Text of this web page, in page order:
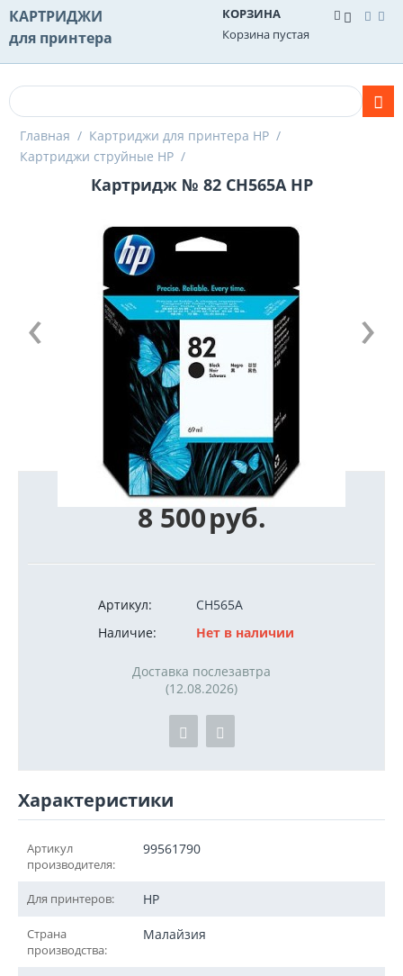
КАРТРИДЖИ
для принтера
КОРЗИНА
Корзина пустая
Главная / Картриджи для принтера HP /
Картриджи струйные HP /
Картридж № 82 CH565A HP
8 500руб.
Артикул:
CH565A
Наличие:
Нет в наличии
Доставка послезавтра
(12.08.2026)
Характеристики
Артикул
производителя:
99561790
Для принтеров: HP
Страна
производства:
Малайзия